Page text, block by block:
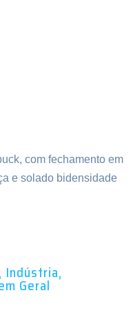
com fechamento em
e solado bidensidade
Indústria,
Geral